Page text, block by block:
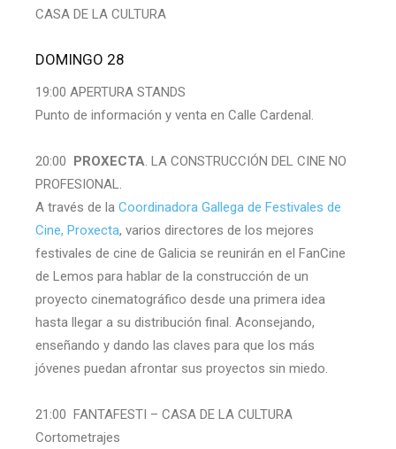
CASA DE LA CULTURA
DOMINGO 28
19:00 APERTURA STANDS
Punto de información y venta en Calle Cardenal.
20:00 PROXECTA . LA CONSTRUCCIÓN DEL CINE NO
PROFESIONAL.
A través de la Coordinadora Gallega de Festivales de
Cine, Proxecta, varios directores de los mejores
festivales de cine de Galicia se reunirán en el FanCine
de Lemos para hablar de la construcción de un
proyecto cinematográfico desde una primera idea
hasta llegar a su distribución final. Aconsejando,
enseñando y dando las claves para que los más
jóvenes puedan afrontar sus proyectos sin miedo.
21:00 FANTAFESTI – CASA DE LA CULTURA
Cortometrajes